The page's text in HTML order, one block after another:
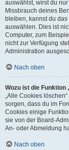
auswählst, wirst du
Missbrauch deines
bleiben, kannst du
auswählen. Dies ist
Computer, zum
nicht zur Verfügung
Administration
Nach oben
Wozu ist die Funktion
„Alle Cookies
sorgen, dass du im
Cookies einige
sie von der Board-
An- oder Abmeldung
Nach oben